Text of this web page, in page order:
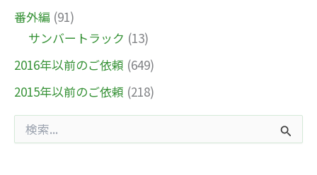
番外編 (91)
サンバートラック (13)
2016年以前のご依頼 (649)
2015年以前のご依頼 (218)
索